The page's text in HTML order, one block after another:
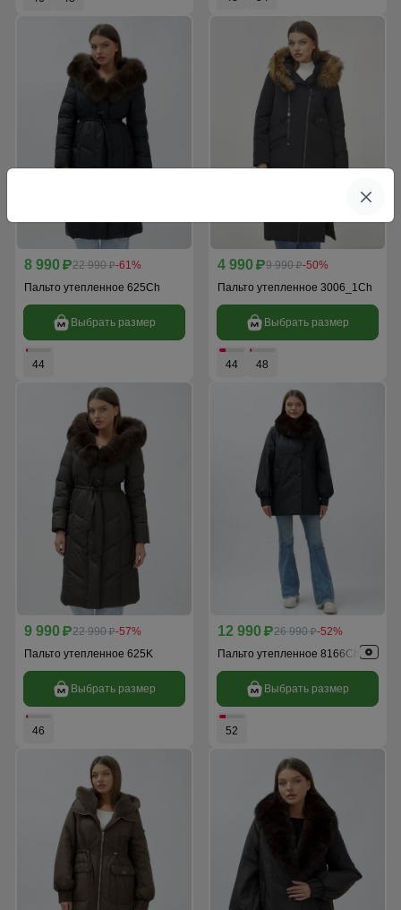
8 990 p22 990 p-61%
Пальто утепленное 625Ch
Выбрать размер
44
4 990 p9 990 p-50%
Пальто утепленное 3006_1Ch
Выбрать размер
44 48
9 990 p22 990 p-57%
Пальто утепленное 625K
Выбрать размер
46
12 990 p26 990 p-52%
Пальто утепленное 8166Ch
Выбрать размер
52